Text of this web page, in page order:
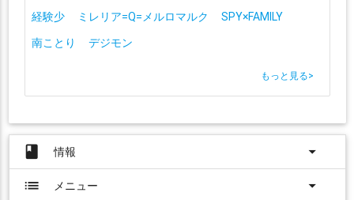
経験少
ミレリア=Q=メルロマルク
SPY×FAMILY
南ことり
デジモン
もっと見る>
book 情報
arrow_drop_down
list
メニュー
arrow_drop_down